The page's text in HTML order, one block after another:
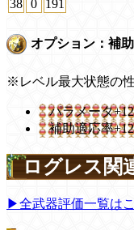
38 0 191
オプション：補
※レベル最大状態の
パラメータ
補助適応率
ログレス関
▶全武器評価一覧は